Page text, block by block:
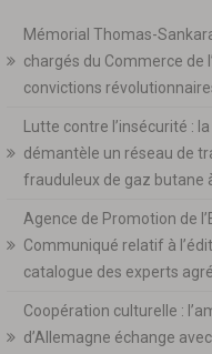
Mémorial Thomas-
chargés du Commerce de
convictions
Lutte contre l’insécurité :
démantèle un réseau de
frauduleux de gaz butane
Agence de Promotion de
Communiqué relatif à
catalogue des experts
Coopération culturelle :
d’Allemagne échange